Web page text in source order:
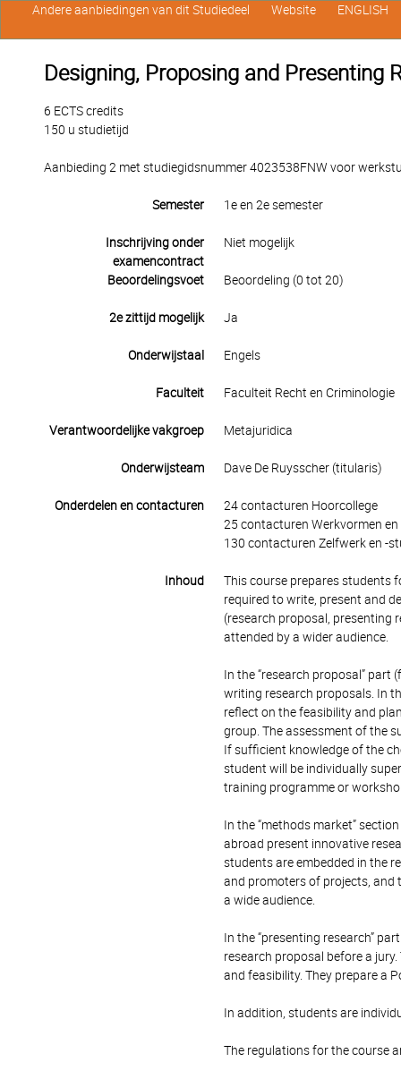
Designing, Proposing and Presenting
6 ECTS credits
150 u studietijd
Aanbieding 2 met studiegidsnummer 4023538FNW voor
Semester 1e en 2e semester
Inschrijving onder
examencontract
Niet mogelijk
Beoordelingsvoet Beoordeling (0 tot 20)
2e zittijd mogelijk Ja
Onderwijstaal Engels
Faculteit Faculteit Recht en Criminologie
Verantwoordelijke vakgroep Metajuridica
Onderwijsteam Dave De Ruysscher (titularis)
Onderdelen en contacturen
24 contacturen Hoorcollege
25 contacturen Werkvormen en
130 contacturen Zelfwerk en -
Inhoud
This course prepares students
required to write, present and
(research proposal, presenting
attended by a wider audience.
In the “research proposal”
writing research proposals. In
reflect on the feasibility and
group. The assessment of the
If sufficient knowledge of the
student will be individually
training programme or
In the “methods market”
abroad present innovative
students are embedded in the
and promoters of projects, and
a wide audience.
In the “presenting research”
research proposal before a
and feasibility. They prepare a
In addition, students are
The regulations for the course
Andere aanbiedingen van dit Studiedeel Website ENGLISH